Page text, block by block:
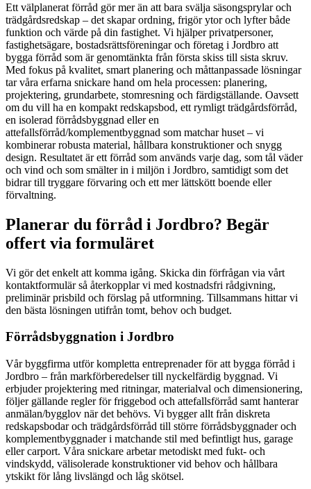
Ett välplanerat förråd gör mer än att bara svälja säsongsprylar och
trädgårdsredskap – det skapar ordning, frigör ytor och lyfter både
funktion och värde på din fastighet. Vi hjälper privatpersoner,
fastighetsägare, bostadsrättsföreningar och företag i Jordbro att
bygga förråd som är genomtänkta från första skiss till sista skruv.
Med fokus på kvalitet, smart planering och måttanpassade lösningar
tar våra erfarna snickare hand om hela processen: planering,
projektering, grundarbete, stomresning och färdigställande. Oavsett
om du vill ha en kompakt redskapsbod, ett rymligt trädgårdsförråd,
en isolerad förrådsbyggnad eller en
attefallsförråd/komplementbyggnad som matchar huset – vi
kombinerar robusta material, hållbara konstruktioner och snygg
design. Resultatet är ett förråd som används varje dag, som tål väder
och vind och som smälter in i miljön i Jordbro, samtidigt som det
bidrar till tryggare förvaring och ett mer lättskött boende eller
förvaltning.
Planerar du förråd i Jordbro? Begär
offert via formuläret
Vi gör det enkelt att komma igång. Skicka din förfrågan via vårt
kontaktformulär så återkopplar vi med kostnadsfri rådgivning,
preliminär prisbild och förslag på utformning. Tillsammans hittar vi
den bästa lösningen utifrån tomt, behov och budget.
Förrådsbyggnation i Jordbro
Vår byggfirma utför kompletta entreprenader för att bygga förråd i
Jordbro – från markförberedelser till nyckelfärdig byggnad. Vi
erbjuder projektering med ritningar, materialval och dimensionering,
följer gällande regler för friggebod och attefallsförråd samt hanterar
anmälan/bygglov när det behövs. Vi bygger allt från diskreta
redskapsbodar och trädgårdsförråd till större förrådsbyggnader och
komplementbyggnader i matchande stil med befintligt hus, garage
eller carport. Våra snickare arbetar metodiskt med fukt- och
vindskydd, välisolerade konstruktioner vid behov och hållbara
ytskikt för lång livslängd och låg skötsel.